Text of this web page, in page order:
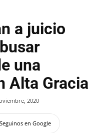
a juicio
una
Alta Gracia
2020
en Google